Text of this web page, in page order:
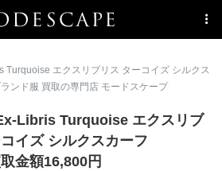
Turquoise エクスリブリス ターコイズ シルクス
ンド服 買取の専門店 モードスケープ
Libris Turquoise エクスリブ
イズ シルクスカーフ
金額16,800円